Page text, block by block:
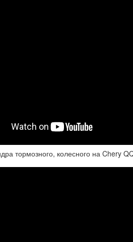
тормозного, колесного на Chery